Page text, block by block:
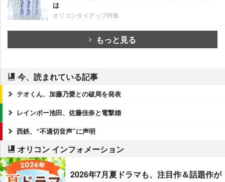
は
オリコンタイアップ特集
もっと見る
今、読まれている記事
テオくん、加藤乃愛との破局を発表
レインボー池田、佐藤佳奈と電撃婚
西鉄、“不適切音声”に声明
オリコン インフォメーション
2026年7月夏ドラマも、注目作＆話題作が